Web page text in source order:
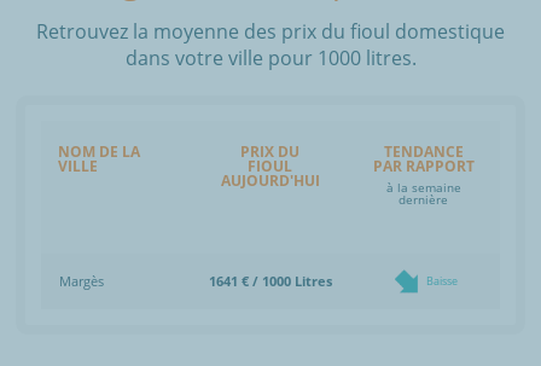
Retrouvez la moyenne des prix du fioul domestique
dans votre ville pour 1000 litres.
NOM DE LA
VILLE
PRIX DU
FIOUL
AUJOURD'HUI
TENDANCE
PAR RAPPORT
à la semaine
dernière
Margès 1641 € / 1000 Litres Baisse